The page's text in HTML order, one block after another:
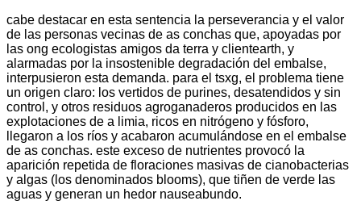
cabe destacar en esta sentencia la perseverancia y el valor
de las personas vecinas de as conchas que, apoyadas por
las ong ecologistas amigos da terra y clientearth, y
alarmadas por la insostenible degradación del embalse,
interpusieron esta demanda. para el tsxg, el problema tiene
un origen claro: los vertidos de purines, desatendidos y sin
control, y otros residuos agroganaderos producidos en las
explotaciones de a limia, ricos en nitrógeno y fósforo,
llegaron a los ríos y acabaron acumulándose en el embalse
de as conchas. este exceso de nutrientes provocó la
aparición repetida de floraciones masivas de cianobacterias
y algas (los denominados blooms), que tiñen de verde las
aguas y generan un hedor nauseabundo.